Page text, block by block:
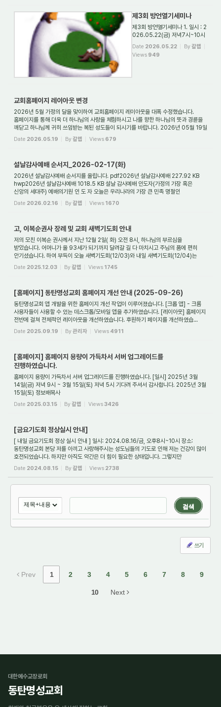
제3회 방언열기세미나
제3회 방언열기세미나 1. 일시 : 2
026.05.22(금) 저녁7시~10시
(찬양은 6시30분부터) 2. 장소:
동탄명성교회 본당 (경기도 화성
시 동탄구 동탄반석로 120, 8층)
Date 2026.05.22 By갈렙
Views 949
교회홈페이지 레이아웃 변경
2026년 5월 가정의 달을 맞이하여 교회홈페이지 레이아웃을 대폭 수정했습니다.
홈페이지를 통해 더욱 더 하나님의 사랑을 체험하시고 나를 향한 하나님의 뜻과 경륜을
깨닫고 하나님께 귀히 쓰임받는 복된 성도들이 되시기를 바랍니다. 2026년 05월 19일
Date 2026.05.19 By갈렙 Views 679
설날감사예배 순서지_2026-02-17(화)
2026년 설날감사예배 순서지를 올립니다. pdf2026년 설날감사예배 227.92 KB
hwp2026년 설날감사예배 1018.5 KB 설날 감사예배 인도자(가정의 가장 혹은
신앙의 세대주) 예배의기원 인 도 자 오늘은 우리나라의 가장 큰 민족 명절인
설날입니다. 이 복된 음력...
Date 2026.02.16 By갈렙 Views 1670
고, 이복순권사 장례 및 교회 새벽기도회 안내
저의 모친 이복순 권사께서 지난 12월 2일( 화) 오전 8시, 하나님의 부르심을
받았습니다. 어머니가 올 93세가 되기까지 달려갈 길 다 마치시고 주님의 품에 편히
안기셨습니다. 하여 부득이 오늘 새벽기도회(12/03)와 내일 새벽기도회(12/04)는
Date 2025.12.03 By갈렙 Views 1745
[홈페이지] 동탄명성교회 홈페이지 개선 안내 (2025-09-26)
동탄명성교회 앱 개발을 위한 홈페이지 개선 작업이 이루어졌습니다. [크롭 앱] - 크롬
사용자들이 사용할 수 있는 데스크톱/모바일 앱을 추가하였습니다. [레이아웃] 홈페이지
전반에 걸쳐 전체적인 레이아웃을 개선하였습니다. 후원하기 페이지를 개선하였습...
Date 2025.09.19 By관리자 Views 4911
[홈페이지] 홈페이지 용량이 가득차서 서버 업그레이드를
진행하였습니다.
홈페이지 용량이 가득차서 서버 업그레이드를 진행하였습니다. [일시] 2025년 3월
14일(금) 저녁 9시 ~ 3월 15일(토) 저녁 5시 기다려 주셔서 감사합니다. 2025년 3월
15일(토) 정보배목사
Date 2025.03.15 By갈렙 Views3426
[금요기도회 정상실시 안내]
[ 내일 금요기도회 정상 실시 안내 ] 일시: 2024.08.16/금, 오후8시~10시 장소:
동탄명성교회 본당 저를 아끼고 사랑해주시는 성도님들의 기도로 인해 저는 건강이 많이
호전되었습니다. 하지만 아직도 약간은 더 힘이 필요한 상태입니다. 그렇지만
Date 2024.08.15 By갈렙 Views 2738
검색
쓰기
Prev 1 2 3 4 5 6 7 8 9
10 Next
대한예수교장로회
동탄명성교회